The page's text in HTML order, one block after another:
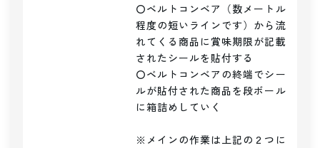
〇ベルトコンベア（数メートル
程度の短いラインです）から流
れてくる商品に賞味期限が記載
されたシールを貼付する
〇ベルトコンベアの終端でシー
ルが貼付された商品を段ボール
に箱詰めしていく
※メインの作業は上記の２つに